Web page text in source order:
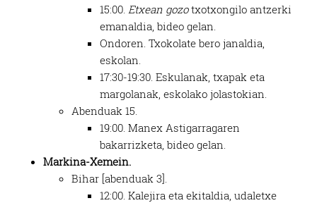
15:00. Etxean gozotxotxongilo antzerki
emanaldia, bideo gelan.
Ondoren. Txokolate bero janaldia,
eskolan.
17:30-19:30. Eskulanak, txapak eta
margolanak, eskolako jolastokian.
Abenduak 15.
19:00. Manex Astigarragaren
bakarrizketa, bideo gelan.
Markina-Xemein.
Bihar [abenduak 3].
12:00. Kalejira eta ekitaldia, udaletxe